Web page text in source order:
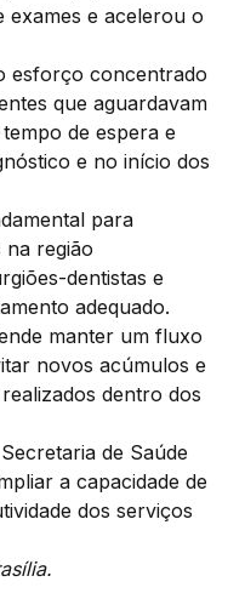
exames e acelerou o
esforço concentrado
que aguardavam
de espera e
e no início dos
para
região
dentistas e
adequado.
manter um fluxo
novos acúmulos e
dentro dos
de Saúde
a capacidade de
dos serviços